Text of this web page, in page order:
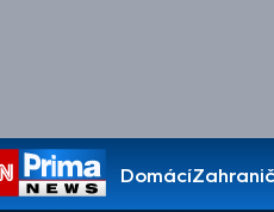
Domácí
Pořady